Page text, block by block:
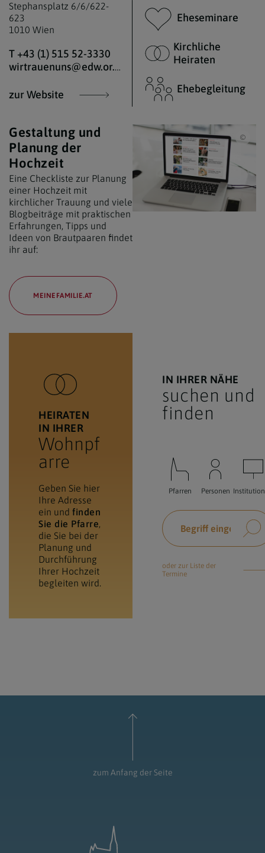
Stephansplatz 6/6/622-
623
1010 Wien
T +43 (1) 515 52-3330
wirtrauenuns@edw.or.at
zur Website
Eheseminare
Kirchliche
Heiraten
Ehebegleitung
Gestaltung und
Planung der
Hochzeit
Eine Checkliste zur Planung
einer Hochzeit mit
kirchlicher Trauung und viele
Blogbeiträge mit praktischen
Erfahrungen, Tipps und
Ideen von Brautpaaren findet
ihr auf:
MEINEFAMILIE.AT
IN IHRER NÄHE
suchen und
finden
Pfarren Personen
oder zur Liste der
Termine
HEIRATEN
IN IHRER
Wohnpf
arre
Geben Sie hier
Ihre Adresse
ein und finden
Sie die Pfarre,
die Sie bei der
Planung und
Durchführung
Ihrer Hochzeit
begleiten wird.
zum Anfang der Seite